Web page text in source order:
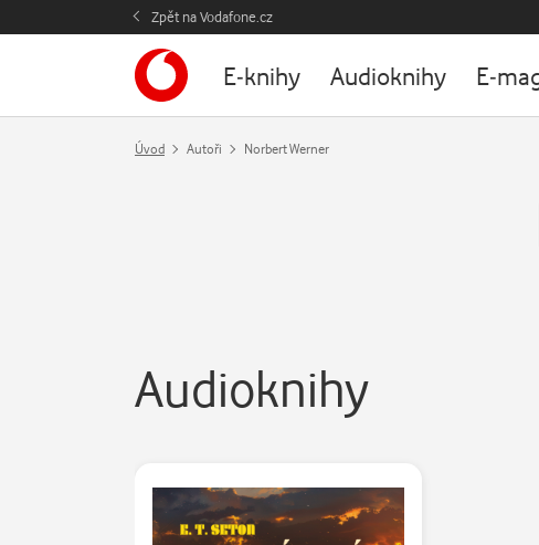
Zpět na Vodafone.cz
E-knihy Audioknihy E-
Úvod Autoři Norbert Werner
Audioknihy